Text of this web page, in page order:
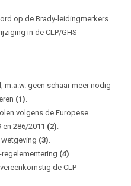
op de Brady-leidingmerkers
in de CLP/GHS-
geen schaar meer nodig
(1).
volgens de Europese
286/2011 (2).
(3).
(4).
de CLP-